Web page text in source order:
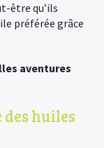
être qu’ils
préférée grâce
aventures
huiles